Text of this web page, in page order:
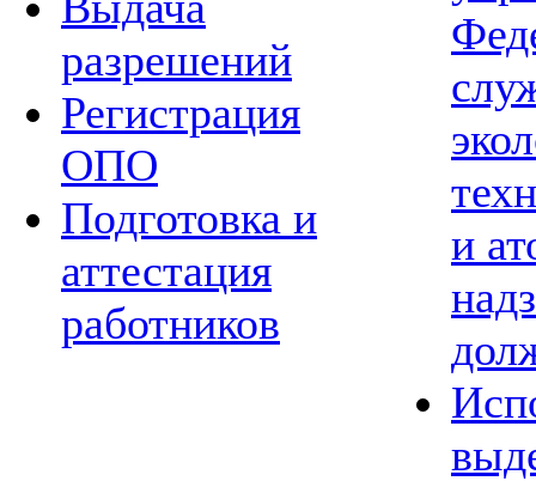
разрешений
Регистрация
ОПО
Подготовка и
аттестация
работников
и